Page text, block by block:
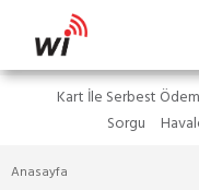
Kart İle Serbest
Sorgu
Anasayfa